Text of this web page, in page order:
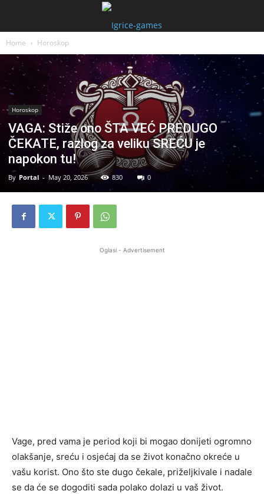
Home Horoskop
Horoskop
VAGA: Stiže ono ŠTA VEĆ PREDUGO
ČEKATE, razlog za veliku SREĆU je
napokon tu!
By Portal - May 20, 2026 830 0
Oglasi - Advertisement
Vage, pred vama je period koji bi mogao donijeti ogromno
olakšanje, sreću i osjećaj da se život konačno okreće u
vašu korist. Ono što ste dugo čekale, priželjkivale i nadale
se da će se dogoditi sada polako dolazi u vaš život.